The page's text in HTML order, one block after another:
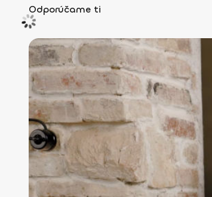
Odporúčame ti